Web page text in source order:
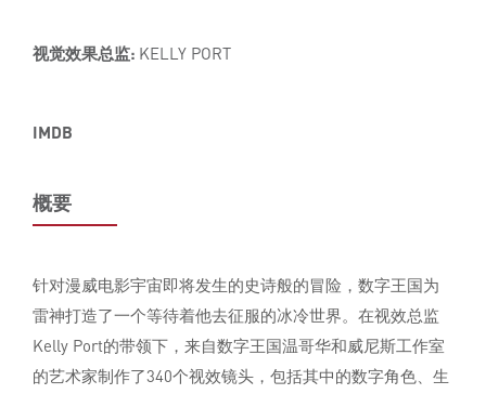
视觉效果总监: KELLY PORT
IMDB
概要
针对漫威电影宇宙即将发生的史诗般的冒险，数字王国为
雷神打造了一个等待着他去征服的冰冷世界。在视效总监
Kelly Port的带领下，来自数字王国温哥华和威尼斯工作室
的艺术家制作了340个视效镜头，包括其中的数字角色、生